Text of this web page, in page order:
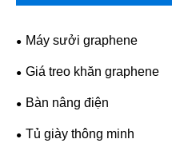
Máy sưởi graphene
Giá treo khăn graphene
Bàn nâng điện
Tủ giày thông minh